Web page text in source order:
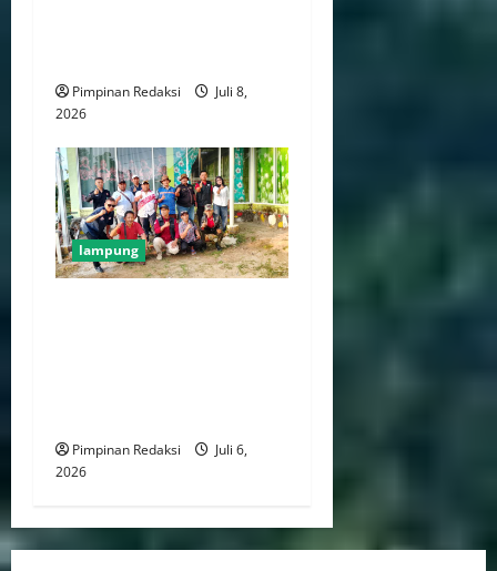
Pimpinan Redaksi
Juli 8,
2026
lampung
Pimpinan Redaksi
Juli 6,
2026